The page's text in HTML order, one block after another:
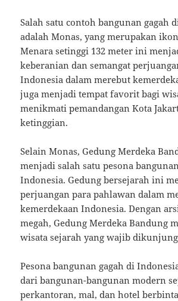
Salah satu contoh bangunan gagah
adalah Monas, yang merupakan
Menara setinggi 132 meter ini
keberanian dan semangat
Indonesia dalam merebut
juga menjadi tempat favorit bagi
menikmati pemandangan Kota
ketinggian.
Selain Monas, Gedung Merdeka
menjadi salah satu pesona
Indonesia. Gedung bersejarah ini
perjuangan para pahlawan dalam
kemerdekaan Indonesia. Dengan
megah, Gedung Merdeka Bandung
wisata sejarah yang wajib
Pesona bangunan gagah di
dari bangunan-bangunan modern
perkantoran, mal, dan hotel